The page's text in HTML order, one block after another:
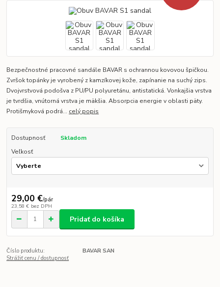
Bezpečnostné pracovné sandále BAVAR s ochrannou kovovou špičkou.
Zvršok topánky je vyrobený z kamzíkovej kože, zapínanie na suchý zips.
Dvojvrstvová podošva z PU/PU polyuretánu, antistatická. Vonkajšia vrstva
je tvrdšia, vnútorná vrstva je mäkšia. Absorpcia energie v oblasti päty.
Protišmyková podrá... celý popis
Dostupnosť
Skladom
Veľkosť
29,00 €/pár
23,58 € bez DPH
Pridať do košíka
Číslo produktu:
BAVAR SAN
Strážiť cenu / dostupnosť